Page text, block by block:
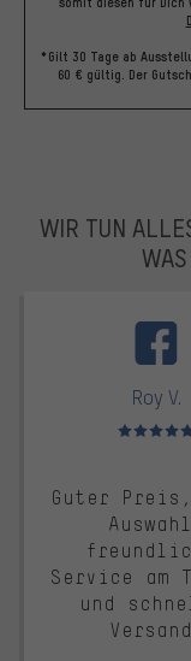
*Gilt 30 Tage ab
60 € gültig. Der
WIR TUN
Roy V.
Guter
Service am
und
Versand.